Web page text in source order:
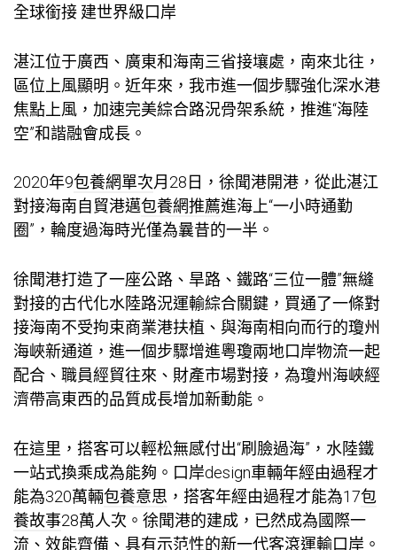
全球銜接 建世界級口岸
湛江位于廣西、廣東和海南三省接壤處，南來北往，
區位上風顯明。近年來，我市進一個步驟強化深水港
焦點上風，加速完美綜合路況骨架系統，推進“海陸
空”和諧融會成長。
2020年9包養網單次月28日，徐聞港開港，從此湛江
對接海南自貿港邁包養網推薦進海上“一小時通勤
圈”，輪度過海時光僅為曩昔的一半。
徐聞港打造了一座公路、旱路、鐵路“三位一體”無縫
對接的古代化水陸路況運輸綜合關鍵，買通了一條對
接海南不受拘束商業港扶植、與海南相向而行的瓊州
海峽新通道，進一個步驟增進粵瓊兩地口岸物流一起
配合、職員經貿往來、財產市場對接，為瓊州海峽經
濟帶高東西的品質成長增加新動能。
在這里，搭客可以輕松無感付出“刷臉過海”，水陸鐵
一站式換乘成為能夠。口岸design車輛年經由過程才
能為320萬輛包養意思 ，搭客年經由過程才能為17包
養故事28萬人次。徐聞港的建成，已然成為國際一
流、效能齊備、具有示范性的新一代客滾運輸口岸。